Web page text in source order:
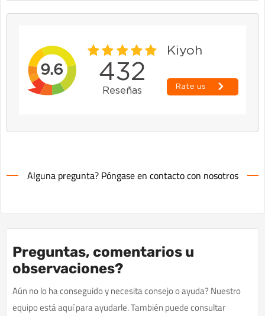
Alguna pregunta? Póngase en contacto con nosotros
Preguntas, comentarios u
observaciones?
Aún no lo ha conseguido y necesita consejo o ayuda? Nuestro
equipo está aquí para ayudarle. También puede consultar